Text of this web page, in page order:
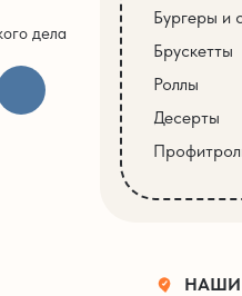
Бургеры и
Роллы
Десерты
Брускетты
дела